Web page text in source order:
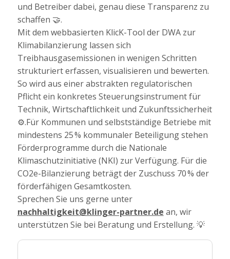
und Betreiber dabei, genau diese Transparenz zu
schaffen 🤝.
Mit dem webbasierten KlicK-Tool der DWA zur
Klimabilanzierung lassen sich
Treibhausgasemissionen in wenigen Schritten
strukturiert erfassen, visualisieren und bewerten.
So wird aus einer abstrakten regulatorischen
Pflicht ein konkretes Steuerungsinstrument für
Technik, Wirtschaftlichkeit und Zukunftssicherheit
⚙️.Für Kommunen und selbstständige Betriebe mit
mindestens 25 % kommunaler Beteiligung stehen
Förderprogramme durch die Nationale
Klimaschutzinitiative (NKI) zur Verfügung. Für die
CO2e-Bilanzierung beträgt der Zuschuss 70 % der
förderfähigen Gesamtkosten.
Sprechen Sie uns gerne unter
nachhaltigkeit@klinger-partner.de an, wir
unterstützen Sie bei Beratung und Erstellung. 💡